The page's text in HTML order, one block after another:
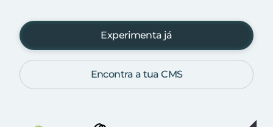
Experimenta já
Encontra a tua CMS